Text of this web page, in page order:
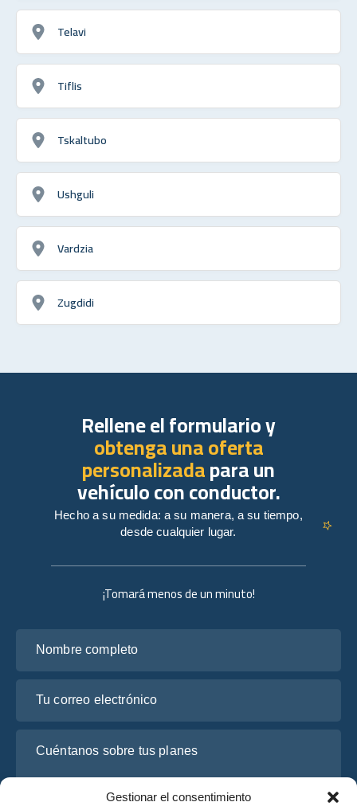
Gestionar el consentimiento
Telavi
Tiflis
Tskaltubo
Ushguli
Vardzia
Zugdidi
¡Tomará menos de un minuto!
Rellene el formulario y
obtenga una oferta
personalizadapara un
vehículo con conductor.
Hecho a su medida: a su manera, a su tiempo,
desde cualquier lugar.